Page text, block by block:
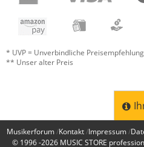
* UVP = Unverbindliche
** Unser alter Preis
Musikerforum Kontakt Impressum
© 1996 -2026 MUSIC STORE